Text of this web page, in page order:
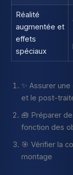
Réalité
augmentée et
effets
spéciaux
✨ Assurer
et le post-
🧰 Préparer
fonction des
🎯 Vérifier la
montage